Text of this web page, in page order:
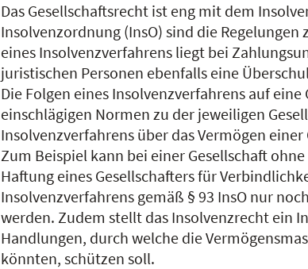
Das Gesellschaftsrecht ist eng mit dem
Insolvenzordnung (InsO) sind die
eines Insolvenzverfahrens liegt bei
juristischen Personen ebenfalls eine
Die Folgen eines Insolvenzverfahrens auf
einschlägigen Normen zu der jeweiligen
Insolvenzverfahrens über das Vermögen
Zum Beispiel kann bei einer Gesellschaft
Haftung eines Gesellschafters für
Insolvenzverfahrens gemäß § 93 InsO nur
werden. Zudem stellt das Insolvenzrecht ein
Handlungen, durch welche die
könnten, schützen soll.